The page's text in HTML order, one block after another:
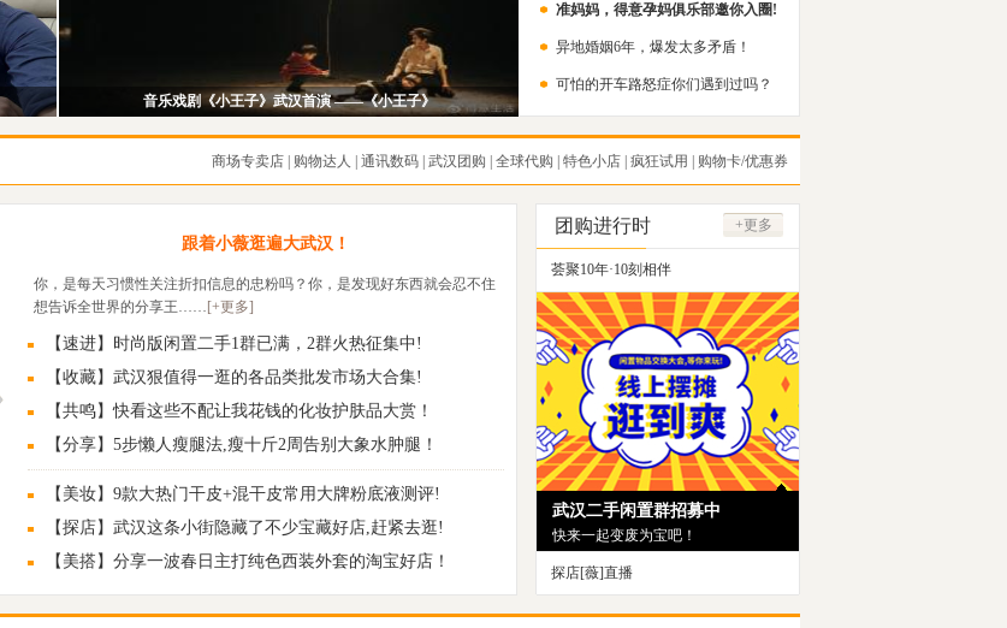
音乐戏剧《小王子》武汉首演 ——《小王子》
内耗！
准妈妈，得意孕妈俱乐部邀你入圈!
异地婚姻6年，爆发太多矛盾！
可怕的开车路怒症你们遇到过吗？
商场专卖店 购物达人 通讯数码 武汉团购 全球代购 特色小店 疯狂试用 购物卡/优惠券
跟着小薇逛遍大武汉！
你，是每天习惯性关注折扣信息的忠粉吗？你，是发现好东西就会忍不住
想告诉全世界的分享王…… [+更多]
【速进】时尚版闲置二手1群已满，2群火热征集中!
【收藏】武汉狠值得一逛的各品类批发市场大合集!
【共鸣】快看这些不配让我花钱的化妆护肤品大赏！
【分享】5步懒人瘦腿法,瘦十斤2周告别大象水肿腿！
【美妆】9款大热门干皮+混干皮常用大牌粉底液测评!
【探店】武汉这条小街隐藏了不少宝藏好店,赶紧去逛!
【美搭】分享一波春日主打纯色西装外套的淘宝好店！
团购进行时 +更多
荟聚10年·10刻相伴
武汉二手闲置群招募中
探店[薇]直播
走街串巷带你去淘好货！